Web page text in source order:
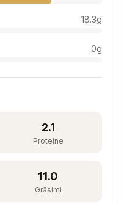
18.3g
0g
2.1
Proteine
11.0
Grăsimi